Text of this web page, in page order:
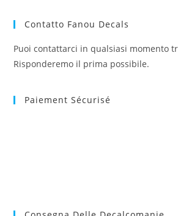
Contatto Fanou Decals
Puoi contattarci in qualsiasi momento
Risponderemo il prima possibile.
Paiement Sécurisé